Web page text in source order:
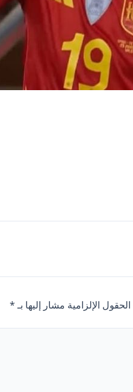
الحقول الإلزامية مشار إليها بـ*